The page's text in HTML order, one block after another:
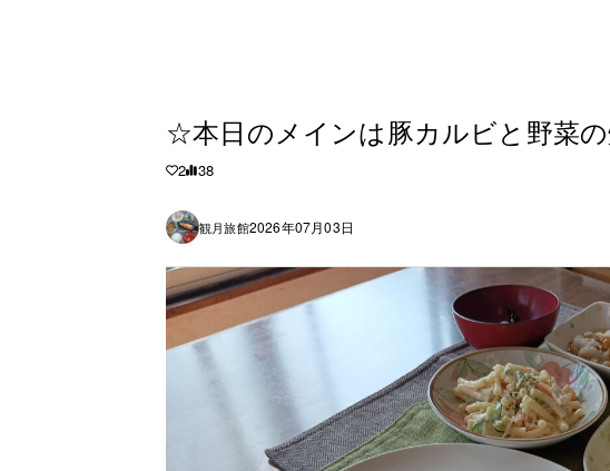
☆本日のメインは豚カルビと野菜
2 38
観月旅館2026年07月03日